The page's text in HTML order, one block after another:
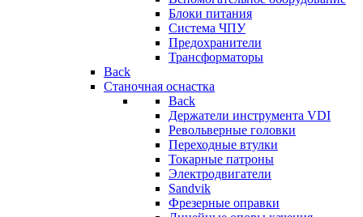
Блоки питания
Система ЧПУ
Предохранители
Трансформаторы
Back
Станочная оснастка
Back
Держатели инструмента VDI
Револьверные головки
Переходные втулки
Токарные патроны
Электродвигатели
Sandvik
Фрезерные оправки